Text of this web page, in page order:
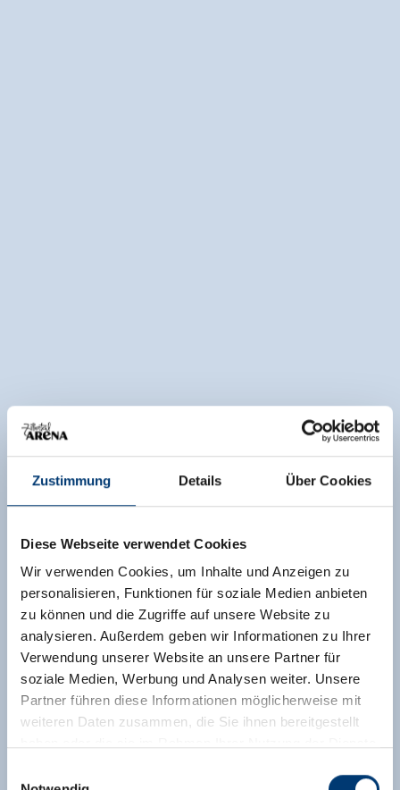
Zustimmung Details Über Cookies
Diese Webseite verwendet Cookies
Wir verwenden Cookies, um Inhalte und Anzeigen zu
personalisieren, Funktionen für soziale Medien anbieten
zu können und die Zugriffe auf unsere Website zu
analysieren. Außerdem geben wir Informationen zu Ihrer
Verwendung unserer Website an unsere Partner für
soziale Medien, Werbung und Analysen weiter. Unsere
Partner führen diese Informationen möglicherweise mit
weiteren Daten zusammen, die Sie ihnen bereitgestellt